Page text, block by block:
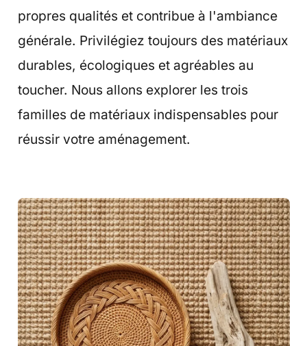
propres qualités et contribue à l'ambiance
générale. Privilégiez toujours des matériaux
durables, écologiques et agréables au
toucher. Nous allons explorer les trois
familles de matériaux indispensables pour
réussir votre aménagement.